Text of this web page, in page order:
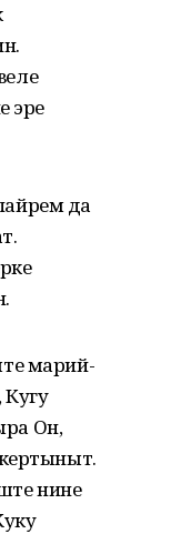
эре
да
марий-
Он,
нине